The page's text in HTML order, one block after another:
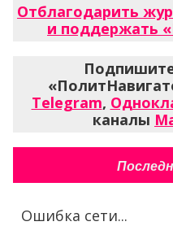
Отблагодарить
и поддержать
Telegram,
каналы
Ошибка сети...